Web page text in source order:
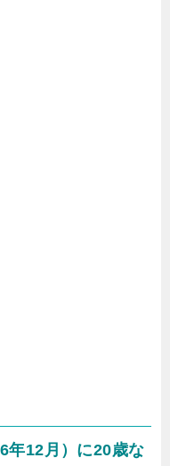
年12月）に20歳な